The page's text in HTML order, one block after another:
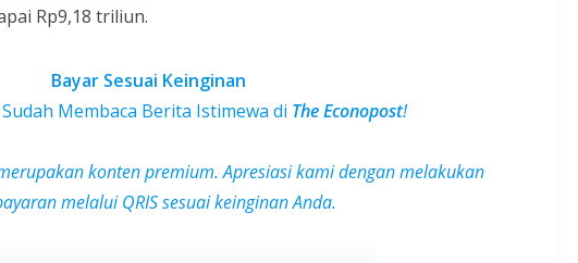
Rp9,18 triliun.
Bayar Sesuai Keinginan
Membaca Berita Istimewa di The Econopost!
konten premium. Apresiasi kami dengan melakukan
melalui QRIS sesuai keinginan Anda.